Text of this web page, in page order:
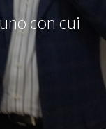
con cui